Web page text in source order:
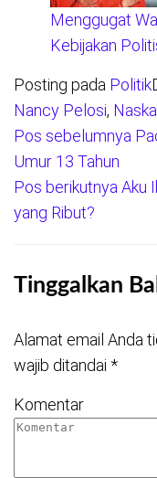
Menggugat
Kebijakan
Posting pada Politik
Nancy Pelosi,
Navigasi
pos
Pos sebelumnya
Umur 13 Tahun
Pos berikutnyaAku
yang Ribut?
Tinggalkan
Alamat email Anda
wajib ditandai *
Komentar